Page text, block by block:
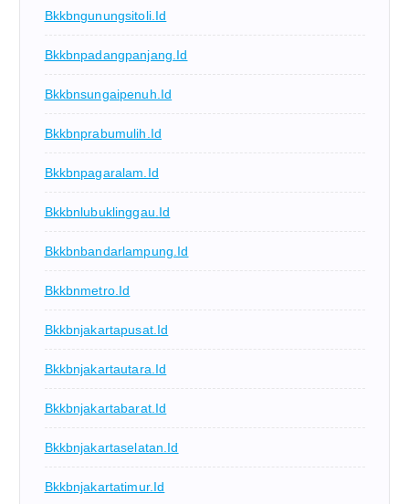
Bkkbngunungsitoli.id
Bkkbnpadangpanjang.id
Bkkbnsungaipenuh.id
Bkkbnprabumulih.id
Bkkbnpagaralam.id
Bkkbnlubuklinggau.id
Bkkbnbandarlampung.id
Bkkbnmetro.id
Bkkbnjakartapusat.id
Bkkbnjakartautara.id
Bkkbnjakartabarat.id
Bkkbnjakartaselatan.id
Bkkbnjakartatimur.id